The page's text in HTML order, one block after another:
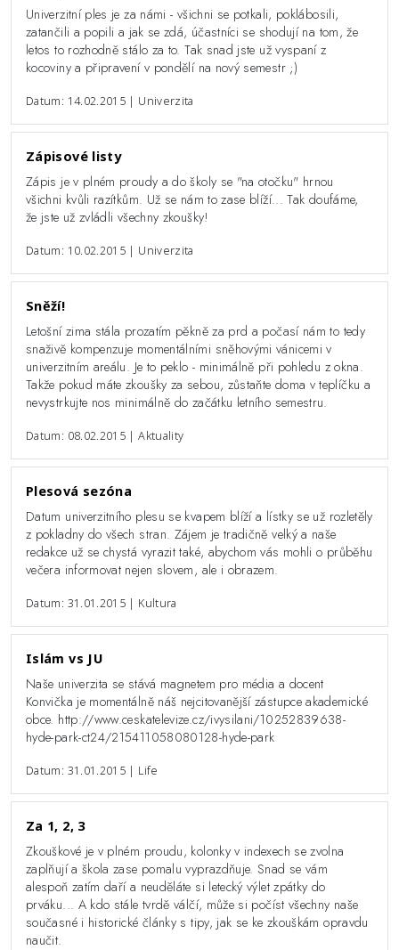
Univerzitní ples je za námi - všichni se potkali, poklábosili,
zatančili a popili a jak se zdá, účastníci se shodují na tom, že
letos to rozhodně stálo za to. Tak snad jste už vyspaní z
kocoviny a připravení v pondělí na nový semestr ;)
Datum: 14.02.2015 | Univerzita
Zápisové listy
Zápis je v plném proudy a do školy se "na otočku" hrnou
všichni kvůli razítkům. Už se nám to zase blíží... Tak doufáme,
že jste už zvládli všechny zkoušky!
Datum: 10.02.2015 | Univerzita
Sněží!
Letošní zima stála prozatím pěkně za prd a počasí nám to tedy
snaživě kompenzuje momentálními sněhovými vánicemi v
univerzitním areálu. Je to peklo - minimálně při pohledu z okna.
Takže pokud máte zkoušky za sebou, zůstaňte doma v teplíčku a
nevystrkujte nos minimálně do začátku letního semestru.
Datum: 08.02.2015 | Aktuality
Plesová sezóna
Datum univerzitního plesu se kvapem blíží a lístky se už rozletěly
z pokladny do všech stran. Zájem je tradičně velký a naše
redakce už se chystá vyrazit také, abychom vás mohli o průběhu
večera informovat nejen slovem, ale i obrazem.
Datum: 31.01.2015 | Kultura
Islám vs JU
Naše univerzita se stává magnetem pro média a docent
Konvička je momentálně náš nejcitovanější zástupce akademické
obce. http://www.ceskatelevize.cz/ivysilani/10252839638-
hyde-park-ct24/215411058080128-hyde-park
Datum: 31.01.2015 | Life
Za 1, 2, 3
Zkouškové je v plném proudu, kolonky v indexech se zvolna
zaplňují a škola zase pomalu vyprazdňuje. Snad se vám
alespoň zatím daří a neuděláte si letecký výlet zpátky do
prváku... A kdo stále tvrdě válčí, může si počíst všechny naše
současné i historické články s tipy, jak se ke zkouškám opravdu
naučit.